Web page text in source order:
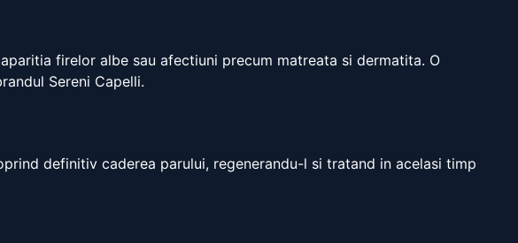
firelor albe sau afectiuni precum matreata si dermatita. O
Sereni Capelli.
definitiv caderea parului, regenerandu-l si tratand in acelasi timp